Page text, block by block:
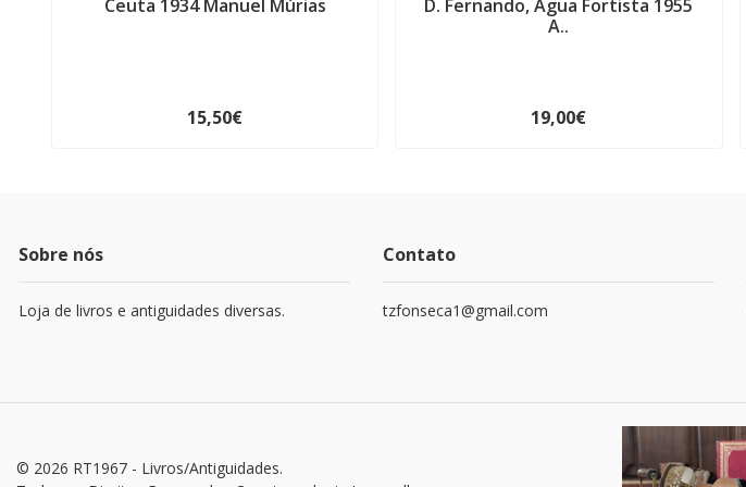
Ceuta 1934 Manuel Múrias
15,50€
D. Fernando, Água Fortista 1955
A..
19,00€
Sobre nós
Loja de livros e antiguidades diversas.
Contato
tzfonseca1@gmail.com
© 2026 RT1967 - Livros/Antiguidades.